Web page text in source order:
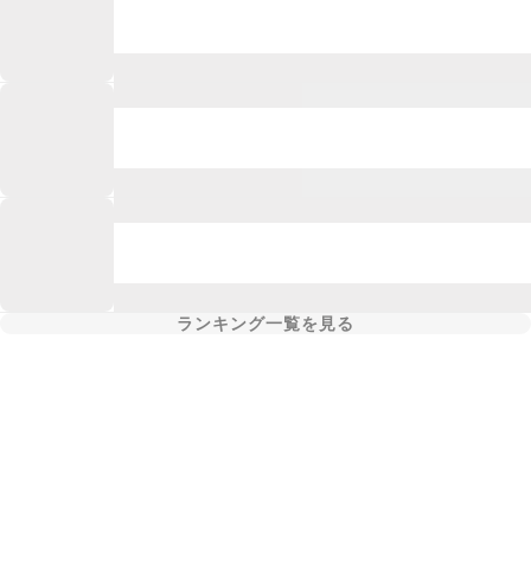
ランキング一覧を見る